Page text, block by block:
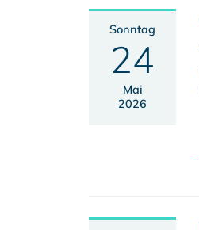
Sonntag
24
Mai
2026